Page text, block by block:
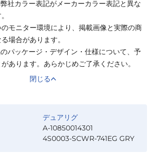
社カラー表記がメーカーカラー表記と異な
モニター環境により、掲載画像と実際の商
場合があります。
パッケージ・デザイン・仕様について、予
あります。あらかじめご了承ください。
閉じる
デュアリグ
A-10850014301
4S0003-SCWR-741EG GRY